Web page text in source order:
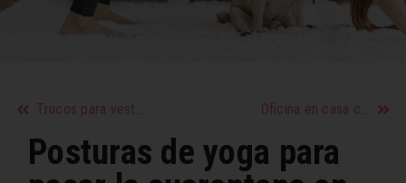
Trucos para vestir como una auténtica francesa Oficina en casa con niños durante la cuarentena
Posturas de yoga para